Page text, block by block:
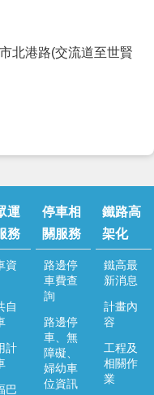
北港路(交流道至世賢
運
務
資
自
計
巴
停車相
關服務
路邊停
車費查
詢
路邊停
車、無
障礙、
婦幼車
位資訊
鐵路高
架化
鐵高最
新消息
計畫內
容
工程及
相關作
業